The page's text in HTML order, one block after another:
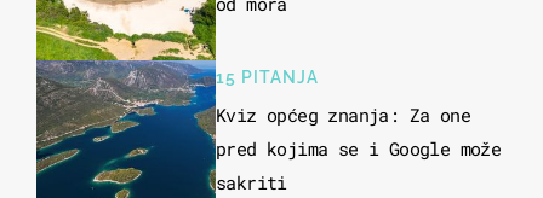
15 PITANJA
Kviz općeg znanja: Za one
pred kojima se i Google može
sakriti